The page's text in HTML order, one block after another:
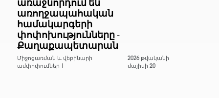
առաջնորդում են
առողջապահական
համակարգերի
փոփոխությունները -
Քաղաքապետարան
Միջոցառման և վեբինարի
ամփոփումներ |
2026 թվականի
մայիսի 20